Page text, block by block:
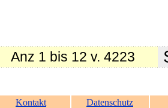
Anz 1 bis 12 v. 4223
Kontakt
Datenschutz